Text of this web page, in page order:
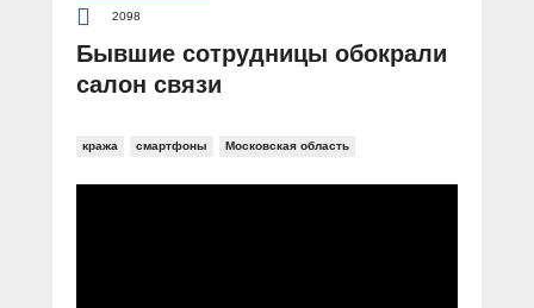
2098
Бывшие сотрудницы обокрали
салон связи
кража смартфоны Московская область